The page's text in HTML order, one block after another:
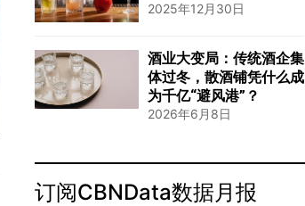
2025年12月30日
酒业大变局：传统酒企集
体过冬，散酒铺凭什么成
为千亿“避风港”？
2026年6月8日
订阅CBNData数据月报